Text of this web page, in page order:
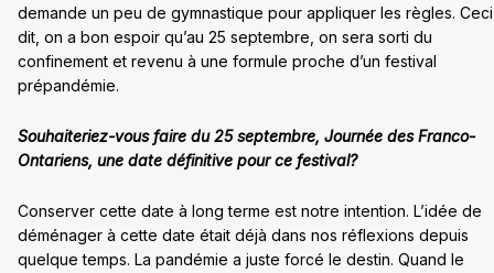
demande un peu de gymnastique pour appliquer les règles. Ceci
dit, on a bon espoir qu’au 25 septembre, on sera sorti du
confinement et revenu à une formule proche d’un festival
prépandémie.
Souhaiteriez-vous faire du 25 septembre, Journée des Franco-
Ontariens, une date définitive pour ce festival?
Conserver cette date à long terme est notre intention. L’idée de
déménager à cette date était déjà dans nos réflexions depuis
quelque temps. La pandémie a juste forcé le destin. Quand le